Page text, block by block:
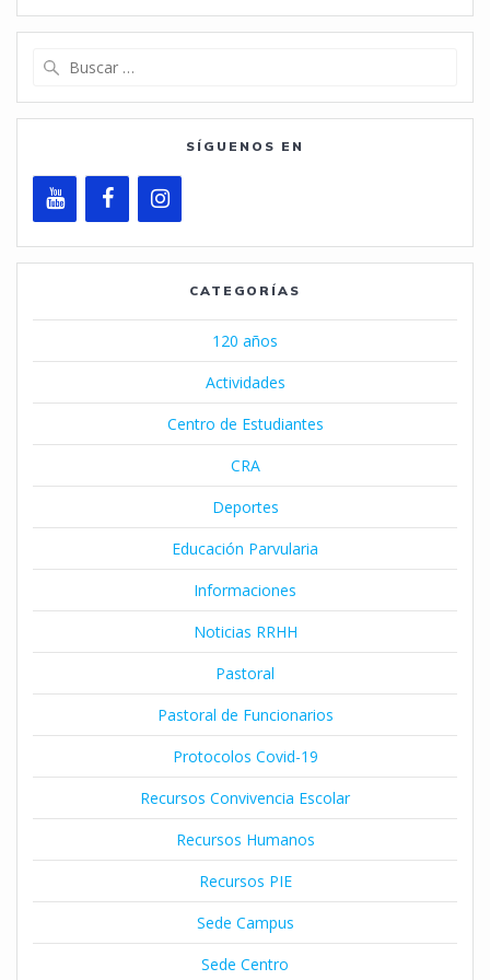
SÍGUENOS EN
CATEGORÍAS
120 años
Actividades
Centro de Estudiantes
CRA
Deportes
Educación Parvularia
Informaciones
Noticias RRHH
Pastoral
Pastoral de Funcionarios
Protocolos Covid-19
Recursos Convivencia Escolar
Recursos Humanos
Recursos PIE
Sede Campus
Sede Centro